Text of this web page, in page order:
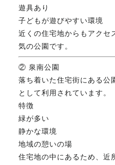
遊具あり
子どもが遊びやすい環境
近くの住宅地からもアクセ
気の公園です。
② 泉南公園
落ち着いた住宅街にある公
として利用されています。
特徴
緑が多い
静かな環境
地域の憩いの場
住宅地の中にあるため、近